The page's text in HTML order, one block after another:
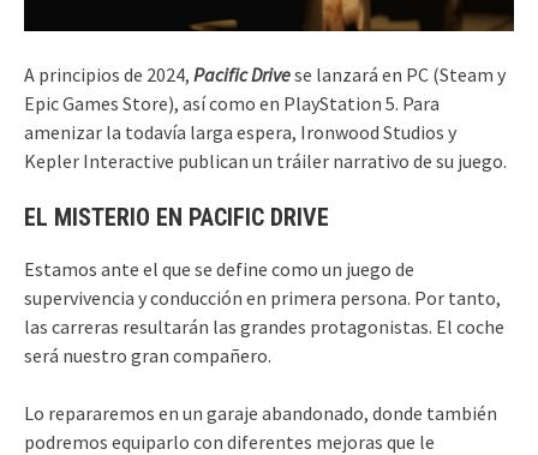
A principios de 2024, Pacific Drivese lanzará en PC (Steam y
Epic Games Store), así como en PlayStation 5. Para
amenizar la todavía larga espera, Ironwood Studios y
Kepler Interactive publican un tráiler narrativo de su juego.
EL MISTERIO EN PACIFIC DRIVE
Estamos ante el que se define como un juego de
supervivencia y conducción en primera persona. Por tanto,
las carreras resultarán las grandes protagonistas. El coche
será nuestro gran compañero.
Lo repararemos en un garaje abandonado, donde también
podremos equiparlo con diferentes mejoras que le